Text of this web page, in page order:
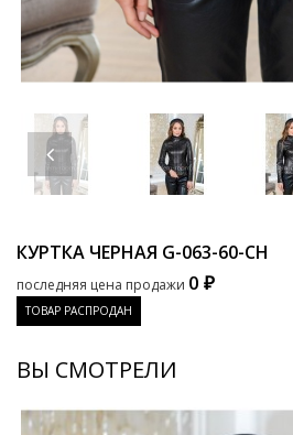
КУРТКА ЧЕРНАЯ G-063-60-CH
последняя цена продажи 0 ₽
ТОВАР РАСПРОДАН
ВЫ СМОТРЕЛИ